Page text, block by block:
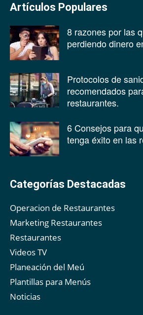
Artículos Populares
8 razones por las
perdiendo dinero
Protocolos de
recomendados
restaurantes.
6 Consejos para
tenga éxito en las
Categorías Destacadas
Operacion de Restaurantes
Marketing Restaurantes
Restaurantes
Videos TV
Planeación del Meú
Plantillas para Menús
Noticias